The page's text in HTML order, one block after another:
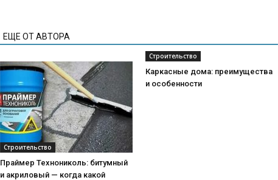
ЕЩЕ ОТ АВТОРА
Строительство
Праймер Технониколь: битумный
и акриловый — когда какой
Строительство
Каркасные дома: преимущества
и особенности